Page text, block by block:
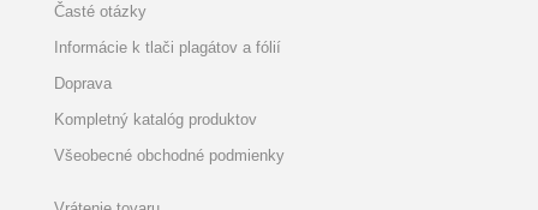
Časté otázky
Informácie k tlači plagátov a fólií
Doprava
Kompletný katalóg produktov
Všeobecné obchodné podmienky